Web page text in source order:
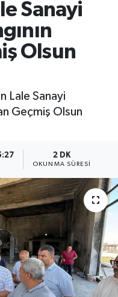
Sanayi
Olsun
Lale Sanayi
Geçmiş Olsun
2 DK
OKUNMA SÜRESI